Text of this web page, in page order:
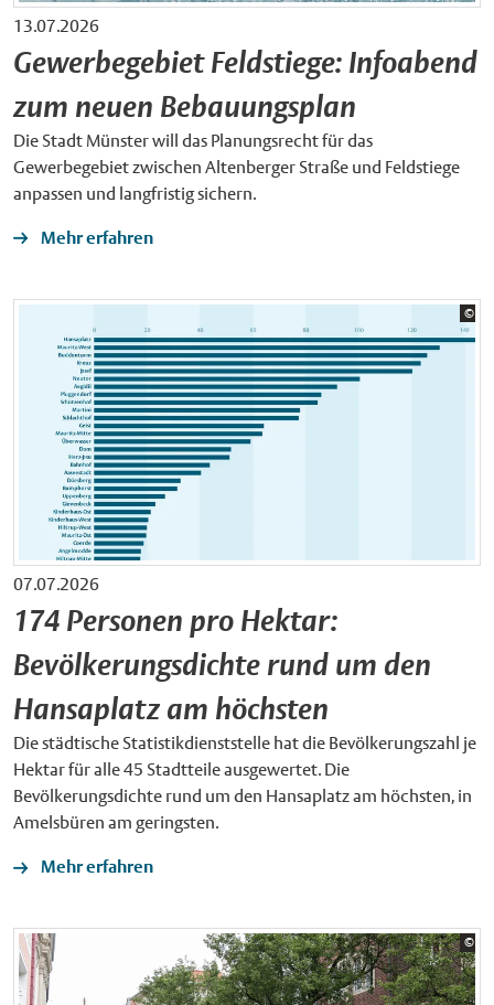
13.07.2026
Gewerbegebiet Feldstiege: Infoabend
zum neuen Bebauungsplan
Die Stadt Münster will das Planungsrecht für das
Gewerbegebiet zwischen Altenberger Straße und Feldstiege
anpassen und langfristig sichern.
Mehr erfahren
©
07.07.2026
174 Personen pro Hektar:
Bevölkerungsdichte rund um den
Hansaplatz am höchsten
Die städtische Statistikdienststelle hat die Bevölkerungszahl je
Hektar für alle 45 Stadtteile ausgewertet. Die
Bevölkerungsdichte rund um den Hansaplatz am höchsten, in
Amelsbüren am geringsten.
Mehr erfahren
©